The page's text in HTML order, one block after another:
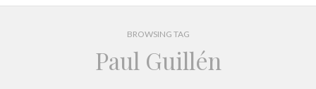
BROWSING TAG
Paul Guillén